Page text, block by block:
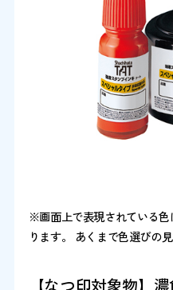
※画面上で表現されている
ります。 あくまで色選びの
【なつ印対象物】